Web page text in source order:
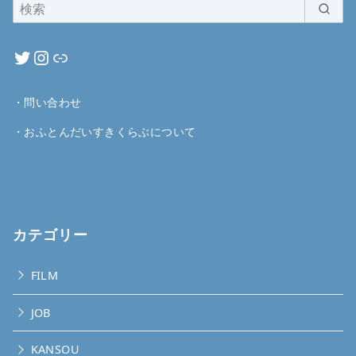
・ 問い合わせ
・ おふとんだいすきくらぶについて
カテゴリー
FILM
JOB
KANSOU